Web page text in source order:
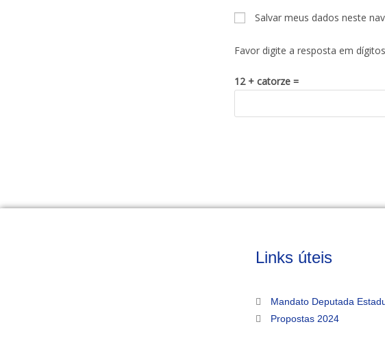
Salvar meus dados neste
Favor digite a resposta em
12 + catorze =
Links úteis
Mandato Deputada
Propostas 2024